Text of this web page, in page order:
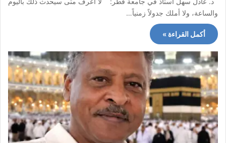
والساعة، ولا أملك جدولاً زمنياً…
أكمل القراءة »